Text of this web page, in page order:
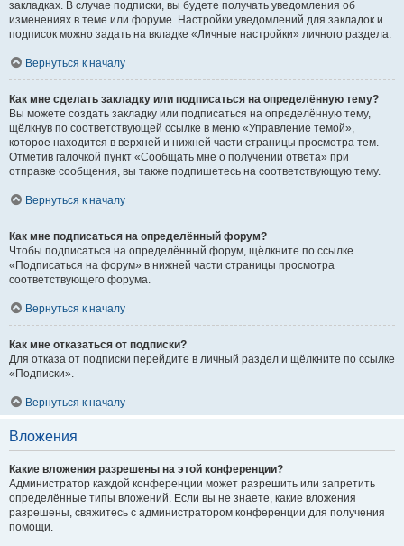
закладках. В случае подписки, вы будете получать уведомления об
изменениях в теме или форуме. Настройки уведомлений для закладок и
подписок можно задать на вкладке «Личные настройки» личного раздела.
Вернуться к началу
Как мне сделать закладку или подписаться на определённую тему?
Вы можете создать закладку или подписаться на определённую тему,
щёлкнув по соответствующей ссылке в меню «Управление темой»,
которое находится в верхней и нижней части страницы просмотра тем.
Отметив галочкой пункт «Сообщать мне о получении ответа» при
отправке сообщения, вы также подпишетесь на соответствующую тему.
Вернуться к началу
Как мне подписаться на определённый форум?
Чтобы подписаться на определённый форум, щёлкните по ссылке
«Подписаться на форум» в нижней части страницы просмотра
соответствующего форума.
Вернуться к началу
Как мне отказаться от подписки?
Для отказа от подписки перейдите в личный раздел и щёлкните по ссылке
«Подписки».
Вернуться к началу
Вложения
Какие вложения разрешены на этой конференции?
Администратор каждой конференции может разрешить или запретить
определённые типы вложений. Если вы не знаете, какие вложения
разрешены, свяжитесь с администратором конференции для получения
помощи.